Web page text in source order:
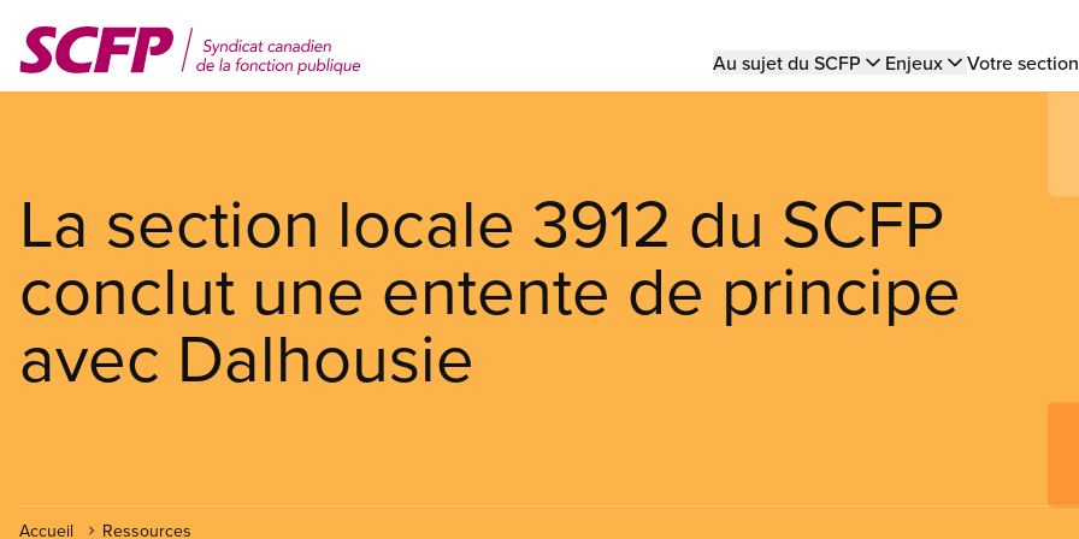
contenu
Main
Au sujet du SCFP Enjeux Votre
La section locale 3912 du SCFP
conclut une entente de principe
avec Dalhousie
Accueil Ressources